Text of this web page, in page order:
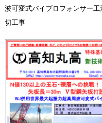
波可変式バイブロフォンサー
切工事